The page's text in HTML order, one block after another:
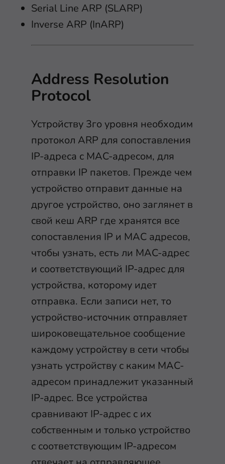
Serial Line ARP (SLARP)
Inverse ARP (InARP)
Address Resolution
Protocol
Устройству 3го уровня необходим
протокол ARP для сопоставления
IP-адреса с MAC-адресом, для
отправки IP пакетов. Прежде чем
устройство отправит данные на
другое устройство, оно заглянет в
свой кеш ARP где хранятся все
сопоставления IP и MAC адресов,
чтобы узнать, есть ли MAC-адрес
и соответствующий IP-адрес для
устройства, которому идет
отправка. Если записи нет, то
устройство-источник отправляет
широковещательное сообщение
каждому устройству в сети чтобы
узнать устройству с каким MAC-
адресом принадлежит указанный
IP-адрес. Все устройства
сравнивают IP-адрес с их
собственным и только устройство
с соответствующим IP-адресом